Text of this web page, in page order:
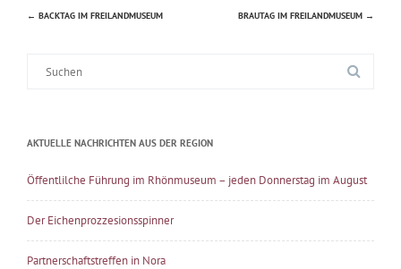
Beitragsnavigation
← BACKTAG IM FREILANDMUSEUM BRAUTAG IM FREILANDMUSEUM →
AKTUELLE NACHRICHTEN AUS DER REGION
Öffentlilche Führung im Rhönmuseum – jeden Donnerstag im August
Der Eichenprozzesionsspinner
Partnerschaftstreffen in Nora